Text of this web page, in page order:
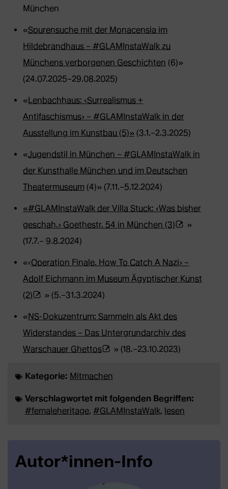
München
«Spurensuche mit der Monacensia im
Hildebrandhaus – #GLAMInstaWalk zu
Münchens verborgenen Geschichten (6)»
(24.07.2025–29.08.2025)
« Lenbachhaus: ‹Surrealismus +
Antifaschismus› – #GLAMInstaWalk in der
Ausstellung im Kunstbau (5)» (3.1.–2.3.2025)
«Jugendstil in München – #GLAMInstaWalk in
der Kunsthalle München und im Deutschen
Theatermuseum (4)» (7.11.–5.12.2024)
«#GLAMInstaWalk der Villa Stuck: ‹Was bisher
geschah.› Goethestr. 54 in München (3)(Öffnet
Webseite
in
»
(17.7.– 9.8.2024)
«‹Operation Finale. How To Catch A Nazi› –
Adolf Eichmann im Museum Ägyptischer Kunst
(2)(Öffnet
externe
Webseite
Tab)
» (5.–31.3.2024)
« NS-Dokuzentrum: Sammeln als Akt des
Widerstandes – Das Untergrundarchiv des
Warschauer Ghettos(Öffnet
Webseite
in
neuem
» (18.–23.10.2023)
Kategorie: Mitmachen
Verschlagwortet mit folgenden Begriffen:
#femaleheritage, #GLAMInstaWalk, lesen
Autor*innen-Info